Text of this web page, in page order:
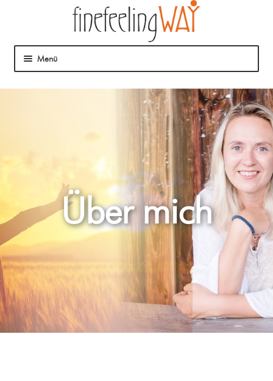
Menü
Über mich
Klangmassage
Über mich